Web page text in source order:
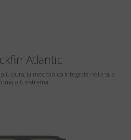
Atlantic
pura, la meccanica integrata nella sua
più estrema.